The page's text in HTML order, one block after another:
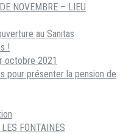
NOVEMBRE – LIEU
au Sanitas
!
octobre 2021
pour présenter la pension de
FONTAINES